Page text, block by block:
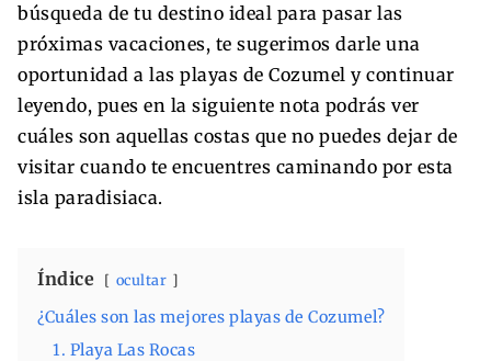
búsqueda de tu destino ideal para pasar las
próximas vacaciones, te sugerimos darle una
oportunidad a las playas de Cozumel y continuar
leyendo, pues en la siguiente nota podrás ver
cuáles son aquellas costas que no puedes dejar de
visitar cuando te encuentres caminando por esta
isla paradisiaca.
Índice ocultar
¿Cuáles son las mejores playas de Cozumel?
1. Playa Las Rocas